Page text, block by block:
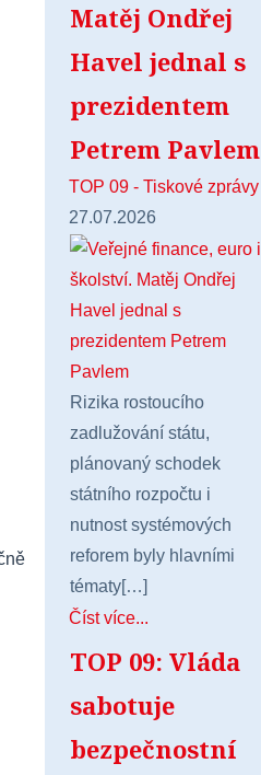
Matěj Ondřej
Havel jednal s
prezidentem
Petrem Pavlem
TOP 09 - Tiskové zprávy
27.07.2026
Rizika rostoucího
zadlužování státu,
plánovaný schodek
státního rozpočtu i
nutnost systémových
reforem byly hlavními
tématy[…]
Číst více...
TOP 09: Vláda
sabotuje
bezpečnostní